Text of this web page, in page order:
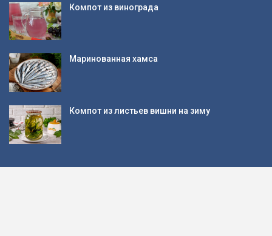
Компот из винограда
Маринованная хамса
Компот из листьев вишни на зиму